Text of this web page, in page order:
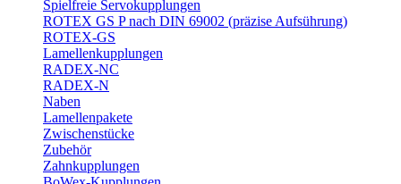
Spielfreie Servokupplungen
ROTEX GS P nach DIN 69002 (präzise Aufsührung)
ROTEX-GS
Lamellenkupplungen
RADEX-NC
RADEX-N
Naben
Lamellenpakete
Zwischenstücke
Zubehör
Zahnkupplungen